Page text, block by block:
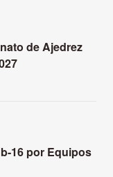
de Ajedrez
16 por Equipos